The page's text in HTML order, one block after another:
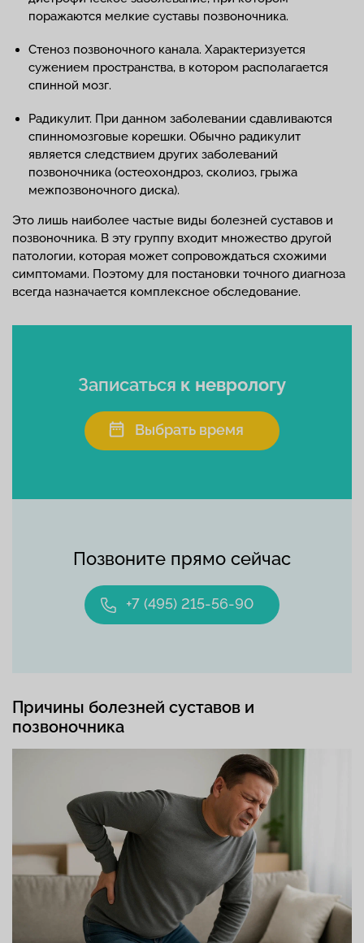
поражаются мелкие суставы позвоночника.
Стеноз позвоночного канала. Характеризуется
сужением пространства, в котором располагается
спинной мозг.
Радикулит. При данном заболевании сдавливаются
спинномозговые корешки. Обычно радикулит
является следствием других заболеваний
позвоночника (остеохондроз, сколиоз, грыжа
межпозвоночного диска).
Это лишь наиболее частые виды болезней суставов и
позвоночника. В эту группу входит множество другой
патологии, которая может сопровождаться схожими
симптомами. Поэтому для постановки точного диагноза
всегда назначается комплексное обследование.
Позвоните прямо сейчас
+7 (495) 215-56-90
Записаться к неврологу
Выбрать время
Причины болезней суставов и
позвоночника